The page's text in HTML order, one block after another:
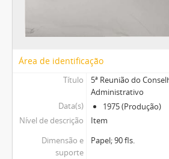
Área de identificação
Título
5ª Reunião do
Administrativo
Data(s)
1975 (Produção)
Nível de descrição
Item
Dimensão e
suporte
Papel; 90 fls.